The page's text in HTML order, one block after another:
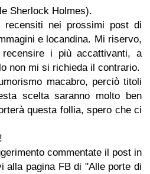
Sherlock Holmes).
nei prossimi post di
e locandina. Mi riservo,
i più accattivanti, a
non mi si richieda il contrario.
macabro, perciò titoli
scelta saranno molto ben
questa follia, spero che ci
commentate il post in
alla pagina FB di "Alle porte di